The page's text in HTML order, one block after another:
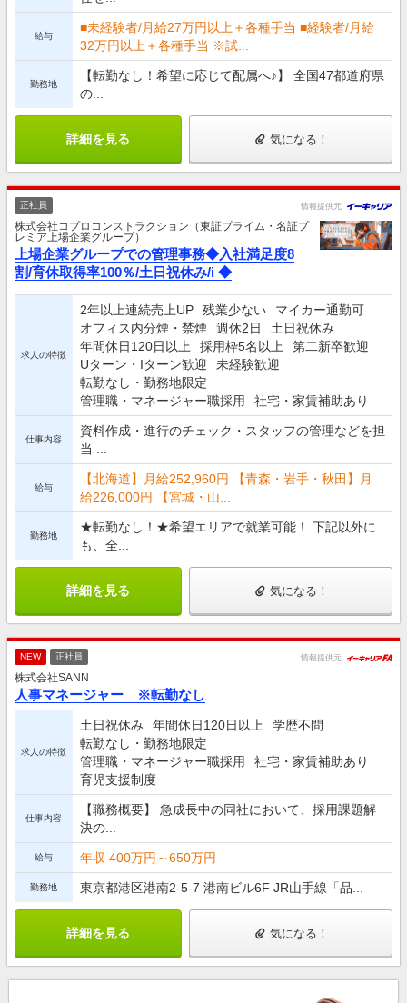
給与
■未経験者/月給27万円以上＋各種手当 ■経験者/月給
32万円以上＋各種手当 ※試...
勤務地
【転勤なし！希望に応じて配属へ♪】 全国47都道府県
の...
詳細を見る 気になる！
正社員 情報提供元
株式会社コプロコンストラクション（東証プライム・名証プ
レミア上場企業グループ）
上場企業グループでの管理事務◆入社満足度8
割/育休取得率100％/土日祝休み/i ◆
求人の特徴
2年以上連続売上UP 残業少ない
マイカー通勤可
オフィス内分煙・禁煙
週休2日
土日祝休み
年間休日120日以上
採用枠5名以上
第二新卒歓迎
Uターン・Iターン歓迎
未経験歓迎
転勤なし・勤務地限定
管理職・マネージャー職採用
社宅・家賃補助あり
仕事内容
資料作成・進行のチェック・スタッフの管理などを担
当 ...
給与
【北海道】月給252,960円 【青森・岩手・秋田】月
給226,000円 【宮城・山...
勤務地
★転勤なし！★希望エリアで就業可能！ 下記以外に
も、全...
詳細を見る 気になる！
NEW 正社員 情報提供元
株式会社SANN
人事マネージャー ※転勤なし
求人の特徴
土日祝休み 年間休日120日以上
学歴不問
転勤なし・勤務地限定
管理職・マネージャー職採用
社宅・家賃補助あり
育児支援制度
仕事内容
【職務概要】 急成長中の同社において、採用課題解
決の...
給与 年収 400万円～650万円
勤務地 東京都港区港南2-5-7 港南ビル6F JR山手線「品...
詳細を見る 気になる！